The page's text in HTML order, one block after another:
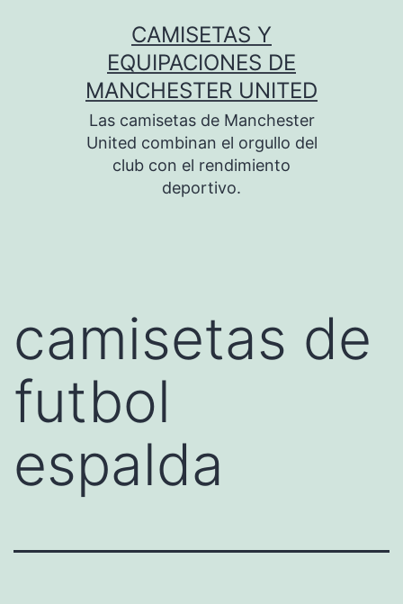
CAMISETAS Y
EQUIPACIONES DE
MANCHESTER UNITED
Las camisetas de Manchester
United combinan el orgullo del
club con el rendimiento
deportivo.
camisetas de
futbol
espalda